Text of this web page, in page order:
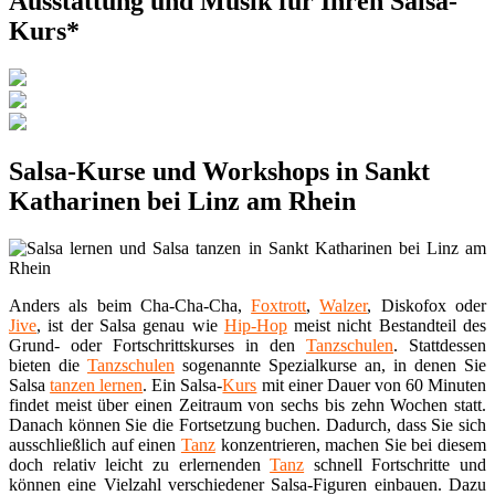
Kurs*
Salsa-Kurse und Workshops in Sankt
Katharinen bei Linz am Rhein
Anders als beim Cha-Cha-Cha,Foxtrott,Walzer, Diskofox oder
Jive, ist der Salsa genau wie Hip-Hopmeist nicht Bestandteil des
Grund- oder Fortschrittskurses in den Tanzschulen. Stattdessen
bieten die Tanzschulen sogenannte Spezialkurse an, in denen Sie
Salsatanzen lernen. Ein Salsa-Kurs mit einer Dauer von 60 Minuten
findet meist über einen Zeitraum von sechs bis zehn Wochen statt.
Danach können Sie die Fortsetzung buchen. Dadurch, dass Sie sich
ausschließlich auf einen Tanzkonzentrieren, machen Sie bei diesem
doch relativ leicht zu erlernendenTanz schnell Fortschritte und
können eine Vielzahl verschiedener Salsa-Figuren einbauen. Dazu